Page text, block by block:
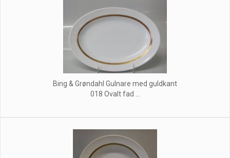
Bing & Grøndahl Gulnare med guldkant
018 Ovalt fad ...